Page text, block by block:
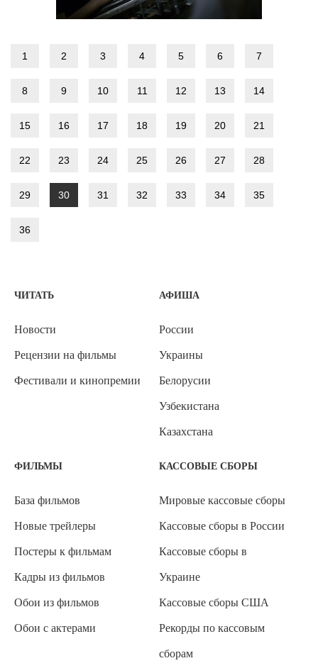
1 2 3 4 5 6 7
8 9 10 11 12 13 14
15 16 17 18 19 20 21
22 23 24 25 26 27 28
29 30 31 32 33 34 35
36
ЧИТАТЬ
Новости
Рецензии на фильмы
Фестивали и кинопремии
АФИША
России
Украины
Белорусии
Узбекистана
Казахстана
ФИЛЬМЫ
База фильмов
Новые трейлеры
Постеры к фильмам
Кадры из фильмов
Обои из фильмов
Обои с актерами
КАССОВЫЕ СБОРЫ
Мировые кассовые сборы
Кассовые сборы в России
Кассовые сборы в
Украине
Кассовые сборы США
Рекорды по кассовым
сборам